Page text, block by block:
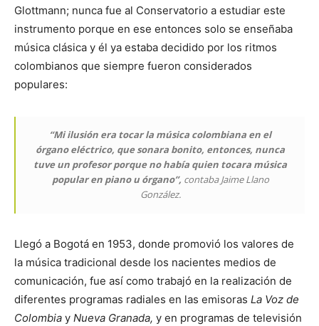
Glottmann; nunca fue al Conservatorio a estudiar este
instrumento porque en ese entonces solo se enseñaba
música clásica y él ya estaba decidido por los ritmos
colombianos que siempre fueron considerados
populares:
“Mi ilusión era tocar la música colombiana en el
órgano eléctrico, que sonara bonito, entonces, nunca
tuve un profesor porque no había quien tocara música
popular en piano u órgano”, contaba Jaime Llano
González.
Llegó a Bogotá en 1953, donde promovió los valores de
la música tradicional desde los nacientes medios de
comunicación, fue así como trabajó en la realización de
diferentes programas radiales en las emisoras La Voz de
Colombia y Nueva Granada, y en programas de televisión